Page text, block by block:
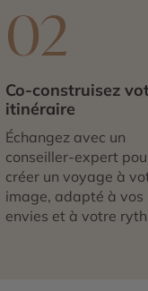
02
Co-construisez
itinéraire
Échangez avec un
conseiller-expert
créer un voyage à
image, adapté à vos
envies et à votre